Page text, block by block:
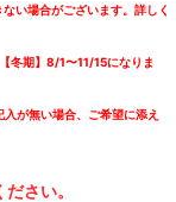
場合がございます。詳しく
期】8/1〜11/15になりま
無い場合、ご希望に添え
さい。